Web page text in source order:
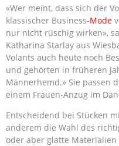
«Wer meint, dass sich der
klassischer Business-Mode
nur nicht rüschig wirken»,
Katharina Starlay aus
Volants auch heute noch
und gehörten in früheren
Männerhemd.» Sie passen
einem Frauen-Anzug im
Entscheidend bei Stücken
anderem die Wahl des
oder aber glatte Materialien